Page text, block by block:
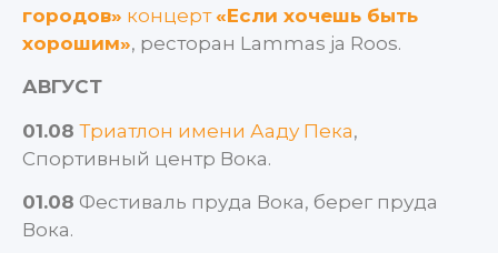
городов» концерт «Если хочешь быть
хорошим», ресторан Lammas ja Roos.
АВГУСТ
01.08 Триатлон имени Ааду Пека,
Спортивный центр Вока.
01.08 Фестиваль пруда Вока, берег пруда
Вока.